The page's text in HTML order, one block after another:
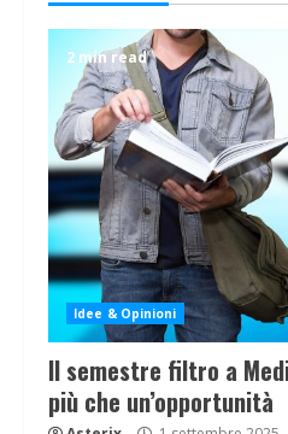
2 min read
Idee & Opinioni
Il semestre filtro a
più che un’opportunità